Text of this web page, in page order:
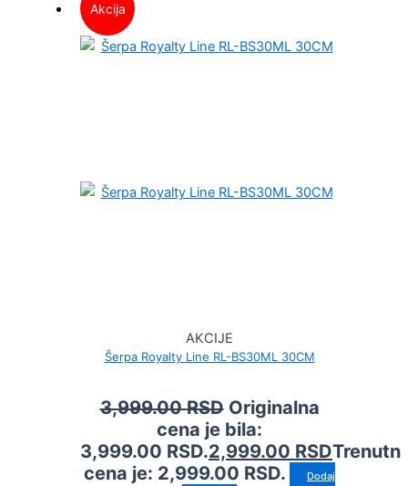
Akcija
AKCIJE
Šerpa Royalty Line RL-BS30ML 30CM
3,999.00RSD Originalna
cena je bila:
3,999.00 RSD.2,999.00 RSD
cena je: 2,999.00 RSD.
Dodaj